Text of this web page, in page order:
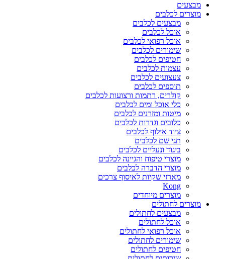
מבצעים
מוצרים לכלבים
מבצעים לכלבים
אוכל לכלבים
אוכל רפואי לכלבים
שימורים לכלבים
חטיפים לכלבים
עצמות לכלבים
צעצועים לכלבים
תוספים לכלבים
קולרים, רתמות ורצועות לכלבים
כלי אוכל ומים לכלבים
מיטות ומזרנים לכלבים
כלובים וגדרות לכלבים
ציוד אילוף לכלבים
תגי שם לכלבים
ביגוד ונעליים לכלבים
מוצרי טיפוח והגיינה לכלבים
מוצרי הדברה לכלבים
מארזי שקיות לאיסוף צרכים
Kong
מוצרים מיוחדים
מוצרים לחתולים
מבצעים לחתולים
אוכל לחתולים
אוכל רפואי לחתולים
שימורים לחתולים
חטיפים לחתולים